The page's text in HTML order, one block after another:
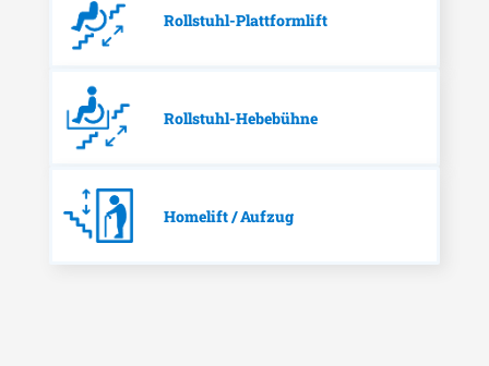
Rollstuhl-Plattformlift
Rollstuhl-Hebebühne
Homelift / Aufzug